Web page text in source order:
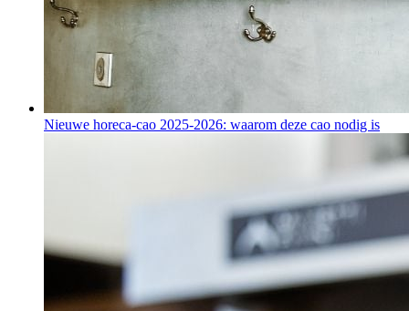
Nieuwe horeca-cao 2025-2026: waarom deze cao nodig is